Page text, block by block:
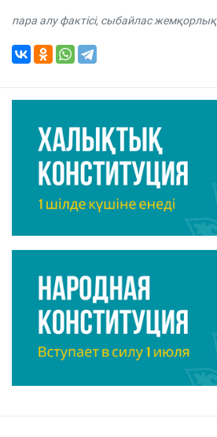
пара алу фактісі, сыбайлас жемқорлық